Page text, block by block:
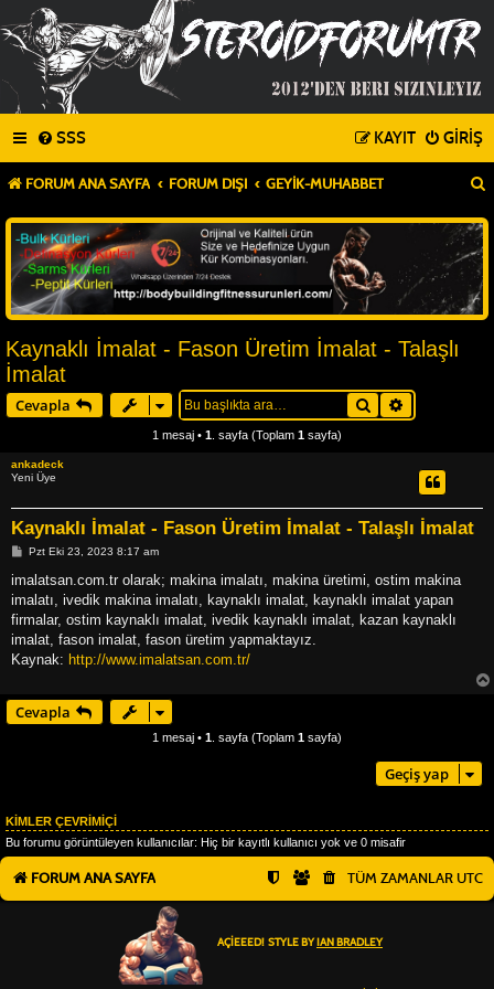
SSS GIRIŞ
KAYIT
FORUM ANA SAYFA FORUM DIŞI GEYIK-MUHABBET
Kaynaklı İmalat - Fason Üretim İmalat - Talaşlı
İmalat
Cevapla Ara
1 mesaj • 1 . sayfa (Toplam 1 sayfa)
ankadeck
Yeni Üye
Kaynaklı İmalat - Fason Üretim İmalat - Talaşlı İmalat
M
s
j
Pzt Eki 23, 2023 8:17 am
imalatsan.com.tr olarak; makina imalatı, makina üretimi, ostim makina
imalatı, ivedik makina imalatı, kaynaklı imalat, kaynaklı imalat yapan
firmalar, ostim kaynaklı imalat, ivedik kaynaklı imalat, kazan kaynaklı
imalat, fason imalat, fason üretim yapmaktayız.
Kaynak: http://www.imalatsan.com.tr/
Cevapla
1 mesaj • 1 . sayfa (Toplam 1 sayfa)
Geçiş yap
KIMLER ÇEVRIMIÇI
Bu forumu görüntüleyen kullanıcılar: Hiç bir kayıtlı kullanıcı yok ve 0 misafir
FORUM ANA SAYFA TÜM ZAMANLAR UTC
AÇIEEED! STYLE BY IAN BRADLEY